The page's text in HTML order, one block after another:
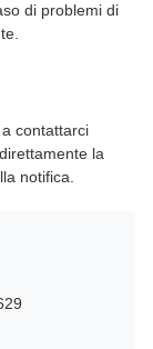
di problemi di
contattarci
la
notifica.